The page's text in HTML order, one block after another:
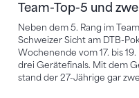
Team-Top-5 und
Neben dem 5. Rang im
Schweizer Sicht am DTB-
Wochenende vom 17. bis
drei Gerätefinals. Mit dem
stand der 27-Jährige gar